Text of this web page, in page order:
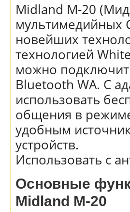
Midland M-20
мультимедийных
новейших
технологией
можно
Bluetooth WA. С
использовать
общения в
удобным
устройств.
Использовать с
Основные
Midland M-20